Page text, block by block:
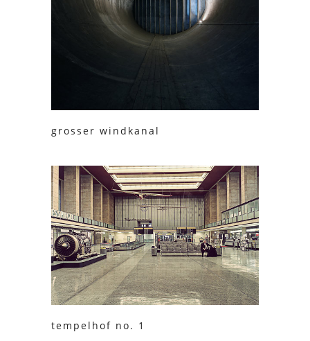
grosser windkanal
tempelhof no. 1